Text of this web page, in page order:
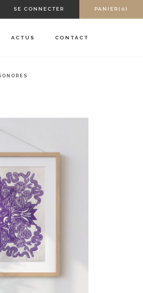
SE CONNECTER PANIER(0)
ACTUS CONTACT